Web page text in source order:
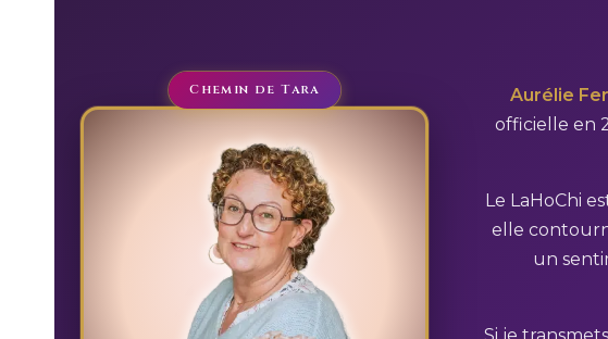
Chemin de Tara Aurélie
officielle en
Le LaHoChi
elle
un
Si je